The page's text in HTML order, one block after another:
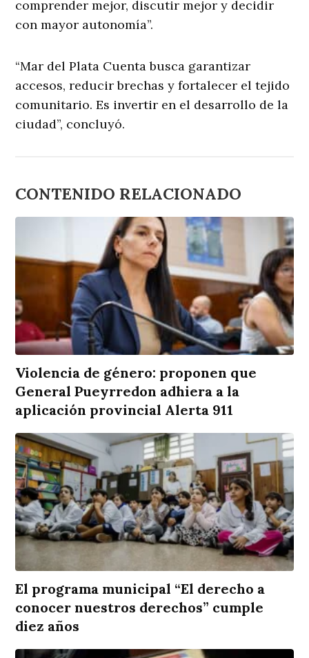
comprender mejor, discutir mejor y decidir
con mayor autonomía”.
“Mar del Plata Cuenta busca garantizar
accesos, reducir brechas y fortalecer el tejido
comunitario. Es invertir en el desarrollo de la
ciudad”, concluyó.
CONTENIDO RELACIONADO
Violencia de género: proponen que
General Pueyrredon adhiera a la
aplicación provincial Alerta 911
El programa municipal “El derecho a
conocer nuestros derechos” cumple
diez años